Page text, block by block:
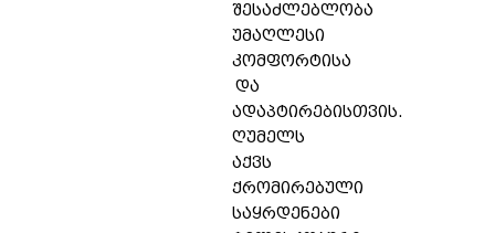
შესაძლებლობა
უმაღლესი
კომფორტისა
და
ადაპტირებისთვის.
ღუმელს
აქვს
ქრომირებული
საყრდენები